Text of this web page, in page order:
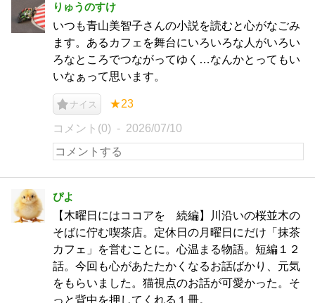
りゅうのすけ
いつも青山美智子さんの小説を読むと心がなごみ
ます。あるカフェを舞台にいろいろな人がいろい
ろなところでつながってゆく…なんかとってもい
いなぁって思います。
ナイス ★23
コメント(0) 2026/07/10
ぴよ
【木曜日にはココアを 続編】川沿いの桜並木の
そばに佇む喫茶店。定休日の月曜日にだけ「抹茶
カフェ」を営むことに。心温まる物語。短編１２
話。今回も心があたたかくなるお話ばかり、元気
をもらいました。猫視点のお話が可愛かった。そ
っと背中を押してくれる１冊。